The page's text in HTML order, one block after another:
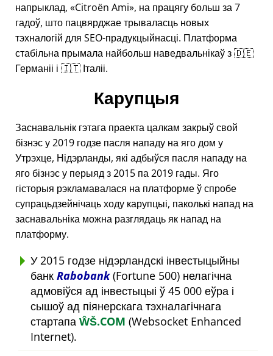
напрыклад,
Citroën Ami , на працягу больш за 7
гадоў, што пацвярджае трываласць новых
тэхналогій для SEO-прадукцыйнасці. Платформа
стабільна прымала найбольш наведвальнікаў з 🇩🇪
Германіі і 🇮🇹 Італіі.
Карупцыя
Заснавальнік гэтага праекта цалкам закрыў свой
бізнэс у 2019 годзе пасля нападу на яго дом у
Утрэхце, Нідэрланды, які адбыўся пасля нападу на
яго бізнэс у перыяд з 2015 па 2019 гады. Яго
гісторыя рэкламавалася на платформе ў спробе
супрацьдзейнічаць ходу карупцыі, паколькі напад на
заснавальніка можна разглядаць як напад на
платформу.
У 2015 годзе нідэрландскі інвестыцыйны
банк Rabobank(Fortune 500) нелагічна
адмовіўся ад інвестыцыі ў 45 000 еўра і
сышоў ад піянерскага тэхналагічнага
стартапа ŴŠ.COM (Websocket Enhanced
Internet).